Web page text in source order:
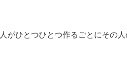
がひとつひとつ作るごとにその人